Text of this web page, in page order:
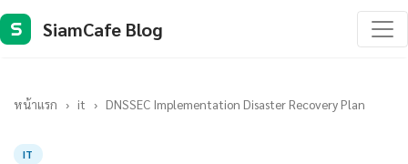
S SiamCafe Blog
หน้าแรก › it › DNSSEC Implementation Disaster Recovery Plan
IT